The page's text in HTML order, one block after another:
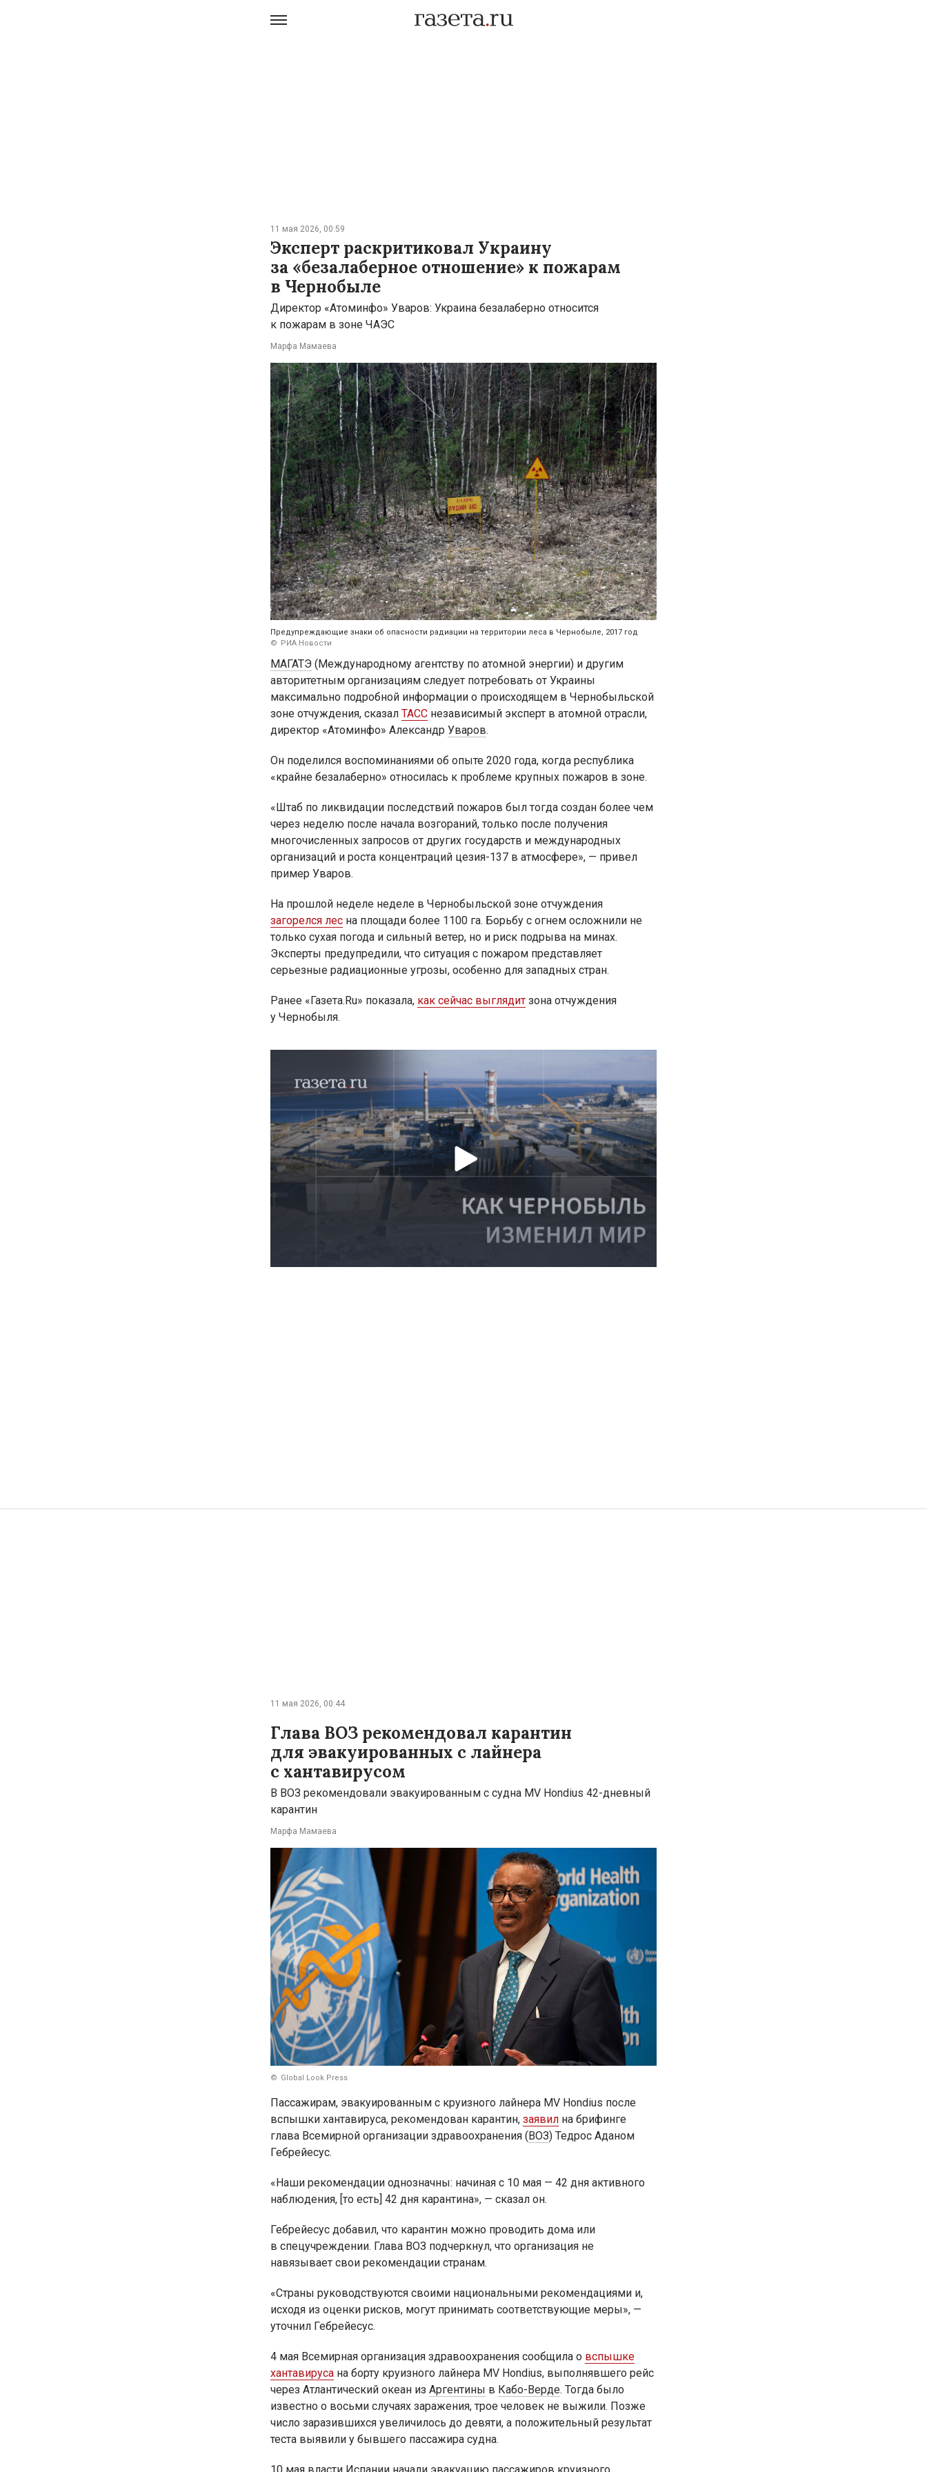
11 мая 2026, 00:59
Эксперт раскритиковал Украину
за «безалаберное отношение» к пожарам
в Чернобыле
Директор «Атоминфо» Уваров: Украина безалаберно относится
к пожарам в зоне ЧАЭС
Марфа Мамаева
Предупреждающие знаки об опасности радиации на территории леса в Чернобыле, 2017 год
РИА Новости
МАГАТЭ (Международному агентству по атомной энергии) и другим
авторитетным организациям следует потребовать от Украины
максимально подробной информации о происходящем в Чернобыльской
зоне отчуждения, сказал ТАСС независимый эксперт в атомной отрасли,
директор «Атоминфо» Александр Уваров.
Он поделился воспоминаниями об опыте 2020 года, когда республика
«крайне безалаберно» относилась к проблеме крупных пожаров в зоне.
«Штаб по ликвидации последствий пожаров был тогда создан более чем
через неделю после начала возгораний, только после получения
многочисленных запросов от других государств и международных
организаций и роста концентраций цезия-137 в атмосфере», — привел
пример Уваров.
На прошлой неделе неделе в Чернобыльской зоне отчуждения
загорелся лес на площади более 1100 га. Борьбу с огнем осложнили не
только сухая погода и сильный ветер, но и риск подрыва на минах.
Эксперты предупредили, что ситуация с пожаром представляет
серьезные радиационные угрозы, особенно для западных стран.
Ранее «Газета.Ru» показала, как сейчас выглядит зона отчуждения
у Чернобыля.